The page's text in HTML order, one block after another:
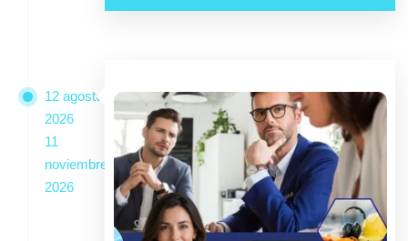
12 agosto
2026
11
noviembre
2026